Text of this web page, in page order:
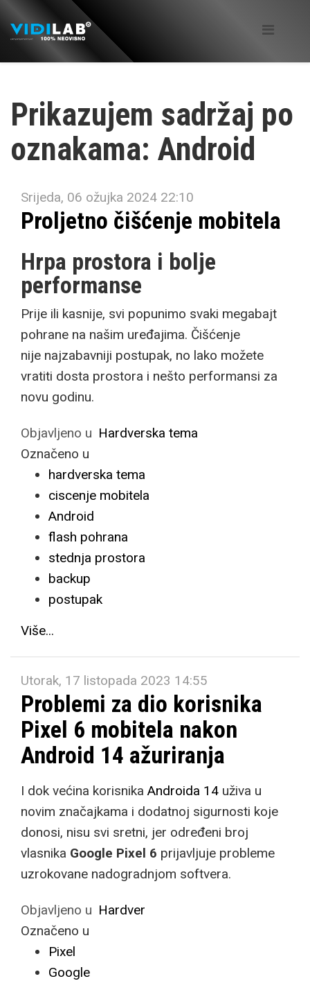
Prikazujem sadržaj po
oznakama: Android
Srijeda, 06 ožujka 2024 22:10
Proljetno čišćenje mobitela
Hrpa prostora i bolje
performanse
Prije ili kasnije, svi popunimo svaki megabajt
pohrane na našim uređajima. Čišćenje
nije najzabavniji postupak, no lako možete
vratiti dosta prostora i nešto performansi za
novu godinu.
Objavljeno u Hardverska tema
Označeno u
hardverska tema
ciscenje mobitela
Android
flash pohrana
stednja prostora
backup
postupak
Više...
Utorak, 17 listopada 2023 14:55
Problemi za dio korisnika
Pixel 6 mobitela nakon
Android 14 ažuriranja
I dok većina korisnika Androida 14 uživa u
novim značajkama i dodatnoj sigurnosti koje
donosi, nisu svi sretni, jer određeni broj
vlasnika Google Pixel 6 prijavljuje probleme
uzrokovane nadogradnjom softvera.
Objavljeno u Hardver
Označeno u
Pixel
Google